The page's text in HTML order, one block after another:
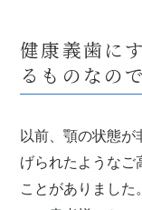
健康義歯に
るものなの
以前、顎の状態が
げられたようなご
ことがありました。